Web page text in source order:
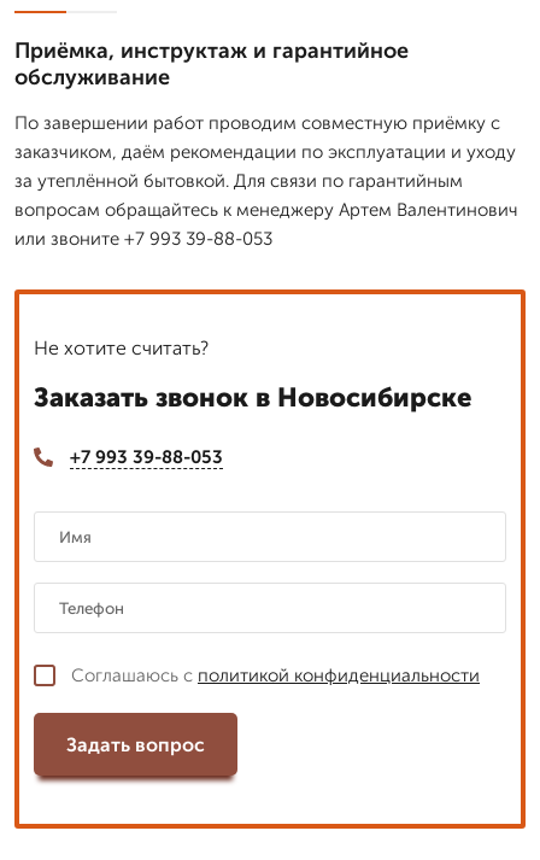
Приёмка, инструктаж и гарантийное
обслуживание
По завершении работ проводим совместную приёмку с
заказчиком, даём рекомендации по эксплуатации и уходу
за утеплённой бытовкой. Для связи по гарантийным
вопросам обращайтесь к менеджеру Артем Валентинович
или звоните +7 993 39-88-053
Не хотите считать?
Заказать звонок в Новосибирске
+7 993 39-88-053
Соглашаюсь с политикой конфиденциальности
Задать вопрос